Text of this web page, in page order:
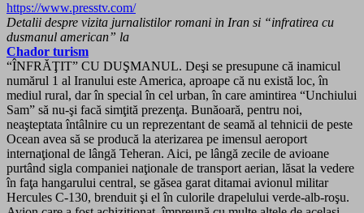
https://www.presstv.com/
Detalii despre vizita jurnalistilor romani in Iran si “infratirea cu
dusmanul american” la
Chador turism
“ÎNFRĂŢIT” CU DUŞMANUL. Deşi se presupune că inamicul
numărul 1 al Iranului este America, aproape că nu există loc, în
mediul rural, dar în special în cel urban, în care amintirea “Unchiului
Sam” să nu-şi facă simţită prezenţa. Bunăoară, pentru noi,
neaşteptata întâlnire cu un reprezentant de seamă al tehnicii de peste
Ocean avea să se producă la aterizarea pe imensul aeroport
internaţional de lângă Teheran. Aici, pe lângă zecile de avioane
purtând sigla companiei naţionale de transport aerian, lăsat la vedere
în faţa hangarului central, se găsea garat ditamai avionul militar
Hercules C-130, brenduit şi el în culorile drapelului verde-alb-roşu.